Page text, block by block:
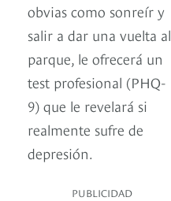
obvias como sonreír y
salir a dar una vuelta al
parque, le ofrecerá un
test profesional (PHQ-
9) que le revelará si
realmente sufre de
depresión.
PUBLICIDAD